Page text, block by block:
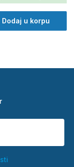
Dodaj u korpu